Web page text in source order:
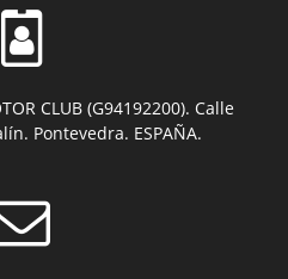
CLUB (G94192200). Calle
Pontevedra. ESPAÑA.